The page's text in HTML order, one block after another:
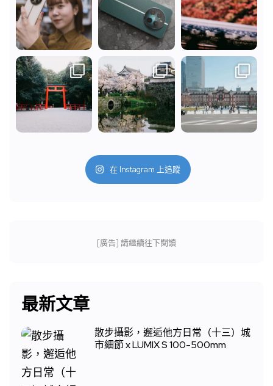
在 Instagram 上追蹤
[廣告] 請繼續往下閱讀
最新文章
散步攝影，邂逅他方日常（十三）城
市細節 x LUMIX S 100-500mm